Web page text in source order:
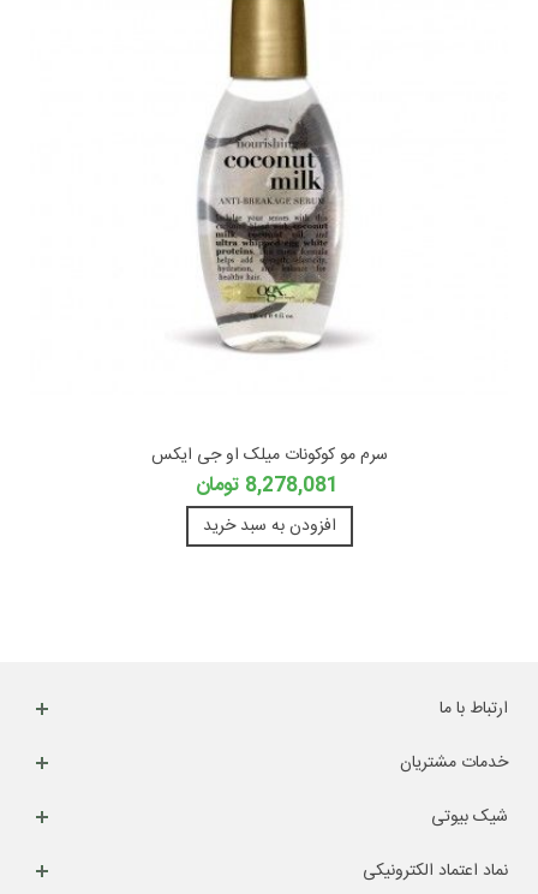
سرم مو کوکونات میلک او جی ایکس
8,278,081 تومان
افزودن به سبد خرید
ارتباط با ما
خدمات مشتریان
شیک بیوتی
نماد اعتماد الکترونیکی